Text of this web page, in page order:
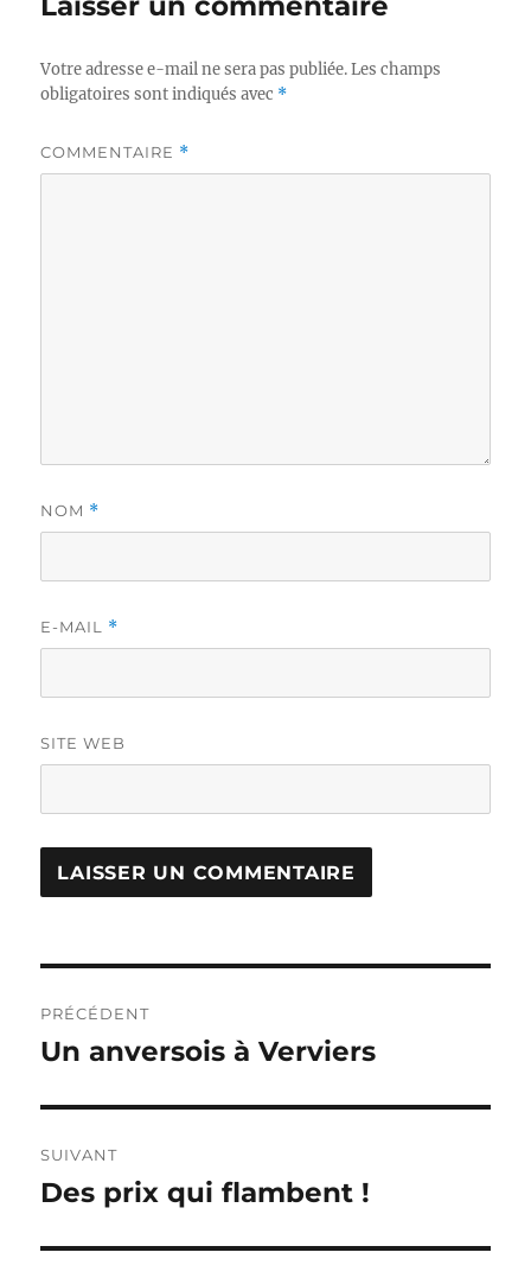
Votre adresse e-mail ne sera pas publiée. Les champs
obligatoires sont indiqués avec *
COMMENTAIRE *
NOM *
E-MAIL *
SITE WEB
de
PRÉCÉDENT
Publication
Un anversois à Verviers
SUIVANT
Publication
Des prix qui flambent !